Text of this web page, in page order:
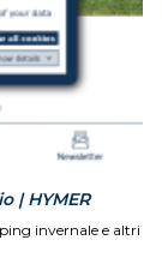
| HYMER
invernale e altri